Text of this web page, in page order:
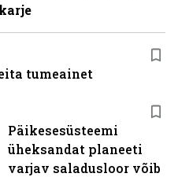
Päikesesüsteemi
üheksandat planeeti
varjav saladusloor võib
tumeainet